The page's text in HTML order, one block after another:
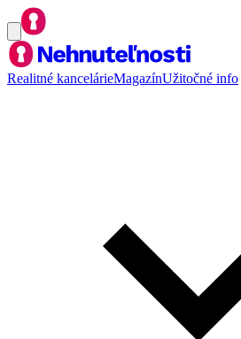
Realitné kancelárieMagazínUžitočné info